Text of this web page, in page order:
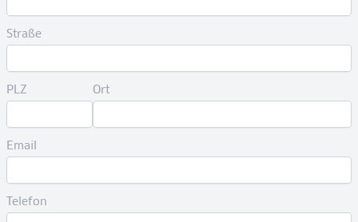
Straße
PLZ Ort
Email
Telefon